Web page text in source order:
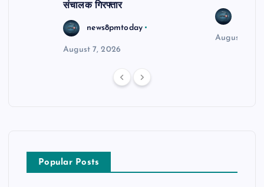
संचालक गिरफ्तार
news8pmtoday
August 7, 2026
August 6,
Popular Posts